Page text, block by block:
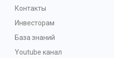
Контакты
Инвесторам
База знаний
Youtube канал